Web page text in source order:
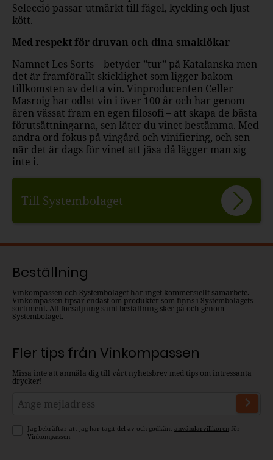
Selecció passar utmärkt till fågel, kyckling och ljust
kött.
Med respekt för druvan och dina smaklökar
Namnet Les Sorts – betyder ”tur” på Katalanska men
det är framförallt skicklighet som ligger bakom
tillkomsten av detta vin. Vinproducenten Celler
Masroig har odlat vin i över 100 år och har genom
åren vässat fram en egen filosofi – att skapa de bästa
förutsättningarna, sen låter du vinet bestämma. Med
andra ord fokus på vingård och vinifiering, och sen
när det är dags för vinet att jäsa då lägger man sig
inte i.
Till Systembolaget
Beställning
Vinkompassen och Systembolaget har inget kommersiellt samarbete.
Vinkompassen tipsar endast om produkter som finns i Systembolagets
sortiment. All försäljning samt beställning sker på och genom
Systembolaget.
Fler tips från Vinkompassen
Missa inte att anmäla dig till vårt nyhetsbrev med tips om intressanta
drycker!
Jag bekräftar att jag har tagit del av och godkänt användarvillkoren för
Vinkompassen